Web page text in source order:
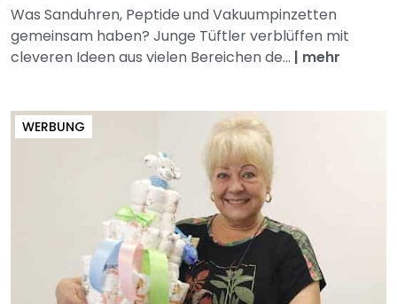
Was Sanduhren, Peptide und Vakuumpinzetten
gemeinsam haben? Junge Tüftler verblüffen mit
cleveren Ideen aus vielen Bereichen de... | mehr
WERBUNG